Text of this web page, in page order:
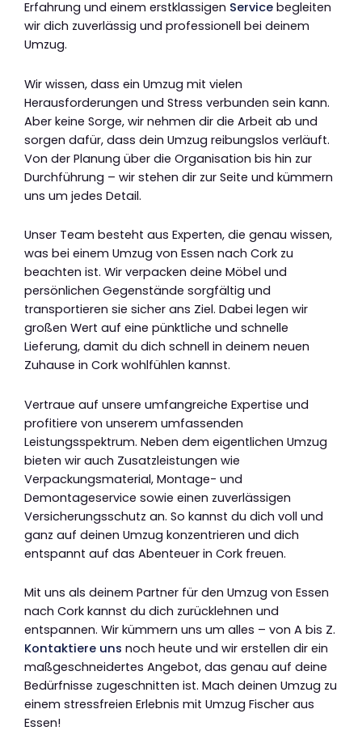
Erfahrung und einem erstklassigen Service begleiten
wir dich zuverlässig und professionell bei deinem
Umzug.
Wir wissen, dass ein Umzug mit vielen
Herausforderungen und Stress verbunden sein kann.
Aber keine Sorge, wir nehmen dir die Arbeit ab und
sorgen dafür, dass dein Umzug reibungslos verläuft.
Von der Planung über die Organisation bis hin zur
Durchführung – wir stehen dir zur Seite und kümmern
uns um jedes Detail.
Unser Team besteht aus Experten, die genau wissen,
was bei einem Umzug von Essen nach Cork zu
beachten ist. Wir verpacken deine Möbel und
persönlichen Gegenstände sorgfältig und
transportieren sie sicher ans Ziel. Dabei legen wir
großen Wert auf eine pünktliche und schnelle
Lieferung, damit du dich schnell in deinem neuen
Zuhause in Cork wohlfühlen kannst.
Vertraue auf unsere umfangreiche Expertise und
profitiere von unserem umfassenden
Leistungsspektrum. Neben dem eigentlichen Umzug
bieten wir auch Zusatzleistungen wie
Verpackungsmaterial, Montage- und
Demontageservice sowie einen zuverlässigen
Versicherungsschutz an. So kannst du dich voll und
ganz auf deinen Umzug konzentrieren und dich
entspannt auf das Abenteuer in Cork freuen.
Mit uns als deinem Partner für den Umzug von Essen
nach Cork kannst du dich zurücklehnen und
entspannen. Wir kümmern uns um alles – von A bis Z.
Kontaktiere uns noch heute und wir erstellen dir ein
maßgeschneidertes Angebot, das genau auf deine
Bedürfnisse zugeschnitten ist. Mach deinen Umzug zu
einem stressfreien Erlebnis mit Umzug Fischer aus
Essen!